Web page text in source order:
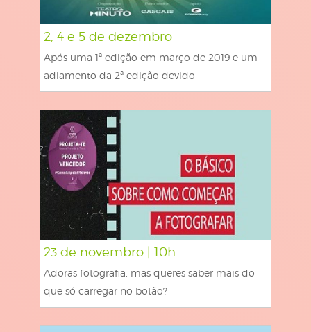
2, 4 e 5 de dezembro
Após uma 1ª edição em março de 2019 e um
adiamento da 2ª edição devido
23 de novembro | 10h
Adoras fotografia, mas queres saber mais do
que só carregar no botão?